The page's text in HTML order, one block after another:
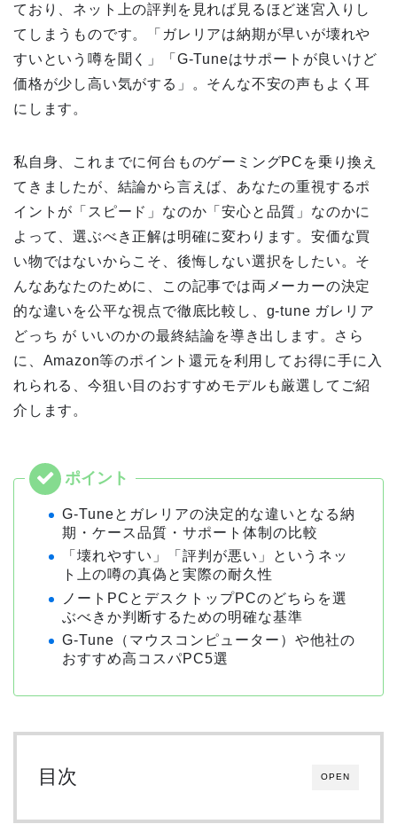
ており、ネット上の評判を見れば見るほど迷宮入りし
てしまうものです。「ガレリアは納期が早いが壊れや
すいという噂を聞く」「G-Tuneはサポートが良いけど
価格が少し高い気がする」。そんな不安の声もよく耳
にします。
私自身、これまでに何台ものゲーミングPCを乗り換え
てきましたが、結論から言えば、あなたの重視するポ
イントが「スピード」なのか「安心と品質」なのかに
よって、選ぶべき正解は明確に変わります。安価な買
い物ではないからこそ、後悔しない選択をしたい。そ
んなあなたのために、この記事では両メーカーの決定
的な違いを公平な視点で徹底比較し、g-tune ガレリア
どっち が いいのかの最終結論を導き出します。さら
に、Amazon等のポイント還元を利用してお得に手に入
れられる、今狙い目のおすすめモデルも厳選してご紹
介します。
G-Tuneとガレリアの決定的な違いとなる納
期・ケース品質・サポート体制の比較
「壊れやすい」「評判が悪い」というネッ
ト上の噂の真偽と実際の耐久性
ノートPCとデスクトップPCのどちらを選
ぶべきか判断するための明確な基準
G-Tune（マウスコンピューター）や他社の
おすすめ高コスパPC5選
OPEN
目次